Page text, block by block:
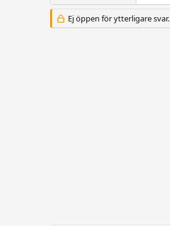
Ej öppen för ytterligare svar.